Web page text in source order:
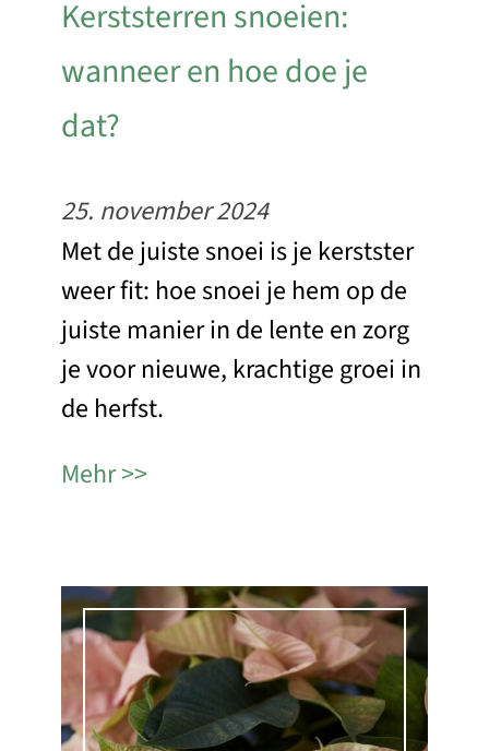
Kerststerren snoeien:
wanneer en hoe doe je
dat?
25. november 2024
Met de juiste snoei is je kerstster
weer fit: hoe snoei je hem op de
juiste manier in de lente en zorg
je voor nieuwe, krachtige groei in
de herfst.
Mehr